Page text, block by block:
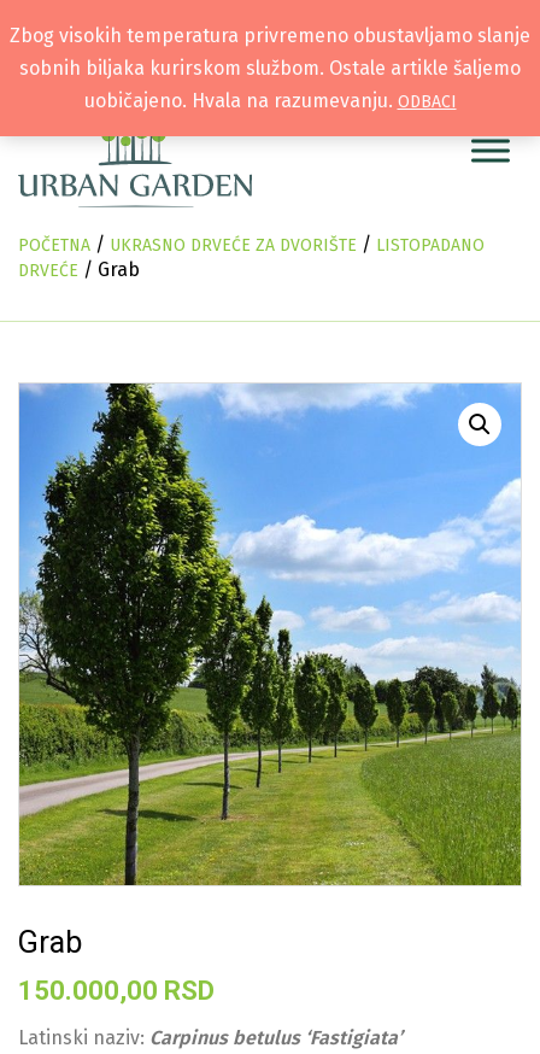
POČETNA / UKRASNO DRVEĆE ZA DVORIŠTE / LISTOPADANO
DRVEĆE / Grab
Grab
150.000,00 RSD
Latinski naziv: Carpinus betulus ‘Fastigiata’
Zbog visokih temperatura privremeno obustavljamo slanje
sobnih biljaka kurirskom službom. Ostale artikle šaljemo
uobičajeno. Hvala na razumevanju. ODBACI